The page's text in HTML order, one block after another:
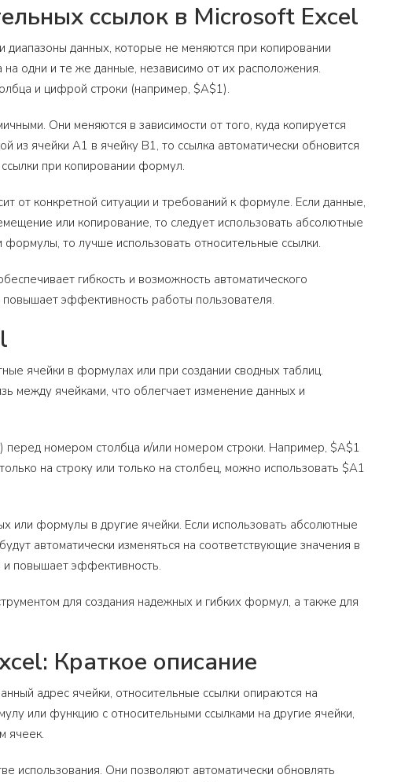
ссылок в Microsoft Excel
данных, которые не меняются при копировании
одни и те же данные, независимо от их расположения.
и цифрой строки (например, $A$1).
Они меняются в зависимости от того, куда копируется
ячейки A1 в ячейку B1, то ссылка автоматически обновится
при копировании формул.
от конкретной ситуации и требований к формуле. Если данные,
или копирование, то следует использовать абсолютные
то лучше использовать относительные ссылки.
гибкость и возможность автоматического
эффективность работы пользователя.
ячейки в формулах или при создании сводных таблиц.
между ячейками, что облегчает изменение данных и
перед номером столбца и/или номером строки. Например, $A$1
на строку или только на столбец, можно использовать $A1
или формулы в другие ячейки. Если использовать абсолютные
автоматически изменяться на соответствующие значения в
повышает эффективность.
для создания надежных и гибких формул, а также для
Краткое описание
адрес ячейки, относительные ссылки опираются на
или функцию с относительными ссылками на другие ячейки,
ячеек.
использования. Они позволяют автоматически обновлять